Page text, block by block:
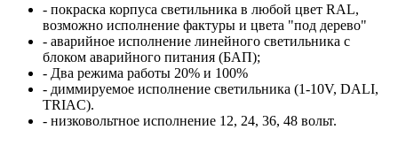
- покраска корпуса светильника в любой цвет RAL,
возможно исполнение фактуры и цвета "под дерево"
- аварийное исполнение линейного светильника с
блоком аварийного питания (БАП);
- Два режима работы 20% и 100%
- диммируемое исполнение светильника (1-10V, DALI,
TRIAC).
- низковольтное исполнение 12, 24, 36, 48 вольт.